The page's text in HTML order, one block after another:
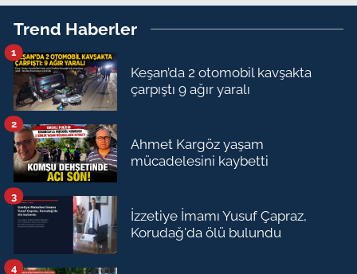
Trend Haberler
Keşan’da 2 otomobil kavşakta
çarpıştı 9 ağır yaralı
1
Ahmet Kargöz yaşam
mücadelesini kaybetti
2
İzzetiye İmamı Yusuf Çapraz,
Korudağ'da ölü bulundu
3
4